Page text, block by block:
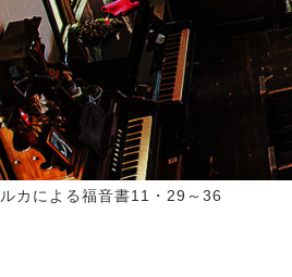
ルカによる福音書11・29～36